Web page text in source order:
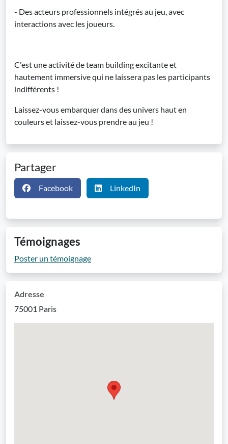
- Des acteurs professionnels intégrés au jeu, avec
interactions avec les joueurs.
C'est une activité de team building excitante et
hautement immersive qui ne laissera pas les participants
indifférents !
Laissez-vous embarquer dans des univers haut en
couleurs et laissez-vous prendre au jeu !
Partager
Facebook LinkedIn
Témoignages
Poster un témoignage
Adresse
75001 Paris